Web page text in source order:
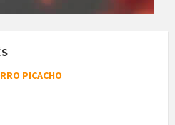
PICACHO